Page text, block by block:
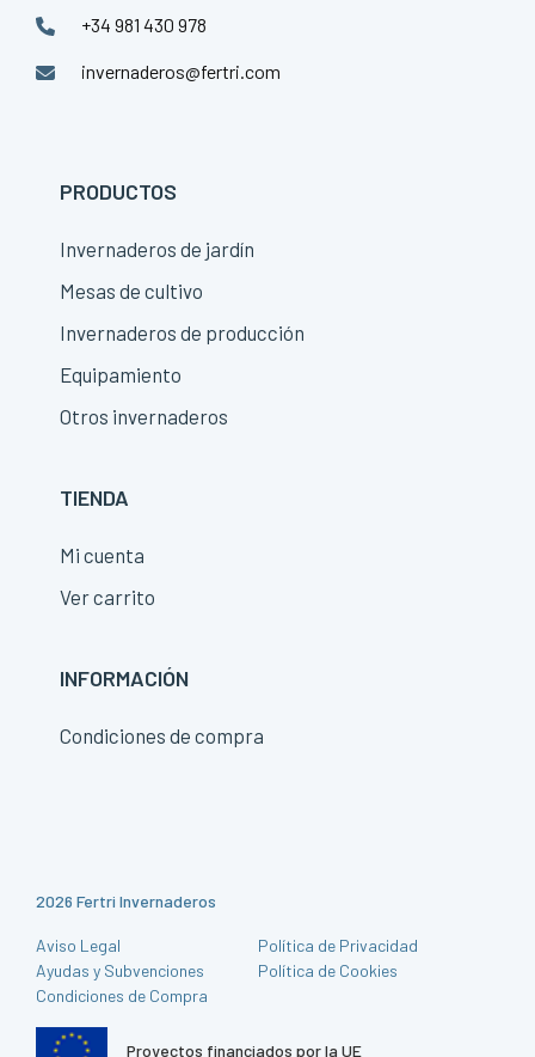
+34 981 430 978
invernaderos@fertri.com
PRODUCTOS
Invernaderos de jardín
Mesas de cultivo
Invernaderos de producción
Equipamiento
Otros invernaderos
TIENDA
Mi cuenta
Ver carrito
INFORMACIÓN
Condiciones de compra
2026 Fertri Invernaderos
Aviso Legal
Política de Privacidad
Ayudas y Subvenciones
Política de Cookies
Condiciones de Compra
Proyectos financiados por la UE